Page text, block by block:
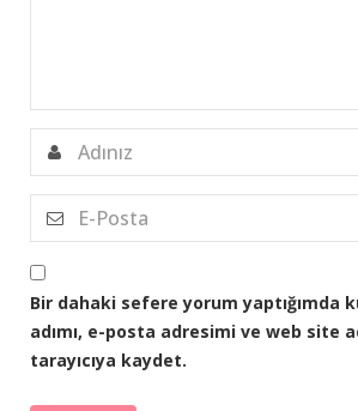
Bir dahaki sefere yorum yaptığımda
adımı, e-posta adresimi ve web site
tarayıcıya kaydet.